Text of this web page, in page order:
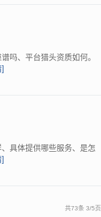
吗、平台猎头资质如何。
]
具体提供哪些服务、是怎
]
共73条 3/5页